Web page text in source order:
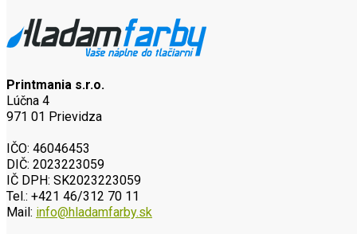
Printmania s.r.o.
Lúčna 4
971 01 Prievidza
IČO: 46046453
DIČ: 2023223059
IČ DPH: SK2023223059
Tel.: +421 46/312 70 11
Mail: info@hladamfarby.sk